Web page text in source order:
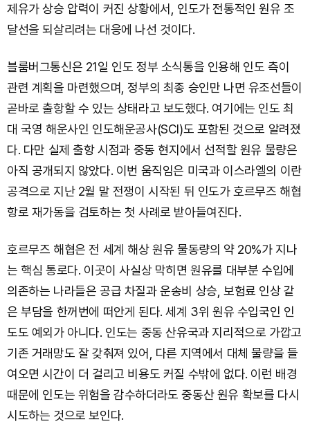
제유가 상승 압력이 커진 상황에서, 인도가 전통적인 원유 조
달선을 되살리려는 대응에 나선 것이다.
블룸버그통신은 21일 인도 정부 소식통을 인용해 인도 측이
관련 계획을 마련했으며, 정부의 최종 승인만 나면 유조선들이
곧바로 출항할 수 있는 상태라고 보도했다. 여기에는 인도 최
대 국영 해운사인 인도해운공사(SCI)도 포함된 것으로 알려졌
다. 다만 실제 출항 시점과 중동 현지에서 선적할 원유 물량은
아직 공개되지 않았다. 이번 움직임은 미국과 이스라엘의 이란
공격으로 지난 2월 말 전쟁이 시작된 뒤 인도가 호르무즈 해협
항로 재가동을 검토하는 첫 사례로 받아들여진다.
호르무즈 해협은 전 세계 해상 원유 물동량의 약 20%가 지나
는 핵심 통로다. 이곳이 사실상 막히면 원유를 대부분 수입에
의존하는 나라들은 공급 차질과 운송비 상승, 보험료 인상 같
은 부담을 한꺼번에 떠안게 된다. 세계 3위 원유 수입국인 인
도도 예외가 아니다. 인도는 중동 산유국과 지리적으로 가깝고
기존 거래망도 잘 갖춰져 있어, 다른 지역에서 대체 물량을 들
여오면 시간이 더 걸리고 비용도 커질 수밖에 없다. 이런 배경
때문에 인도는 위험을 감수하더라도 중동산 원유 확보를 다시
시도하는 것으로 보인다.